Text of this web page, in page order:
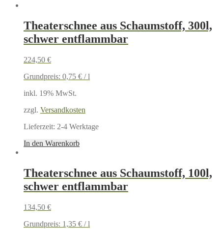
Theaterschnee aus Schaumstoff, 300l,
schwer entflammbar
224,50 €
Grundpreis: 0,75 € /l
inkl. 19% MwSt.
zzgl. Versandkosten
Lieferzeit: 2-4 Werktage
In den Warenkorb
Theaterschnee aus Schaumstoff, 100l,
schwer entflammbar
134,50 €
Grundpreis: 1,35 € /l